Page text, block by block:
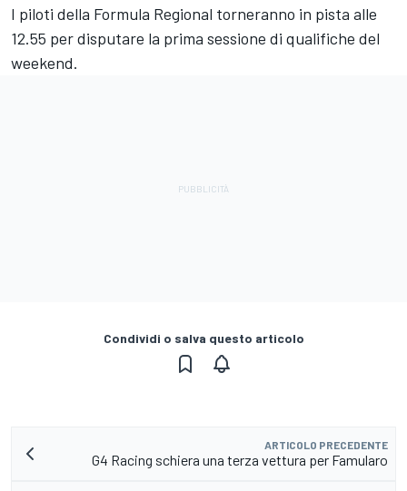
I piloti della Formula Regional torneranno in pista alle
12.55 per disputare la prima sessione di qualifiche del
weekend.
Condividi o salva questo articolo
ARTICOLO PRECEDENTE
G4 Racing schiera una terza vettura per Famularo